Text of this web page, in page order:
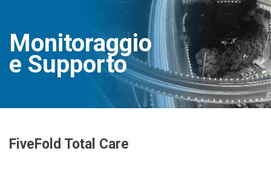
Monitoraggio
e Supporto
FiveFold Total Care